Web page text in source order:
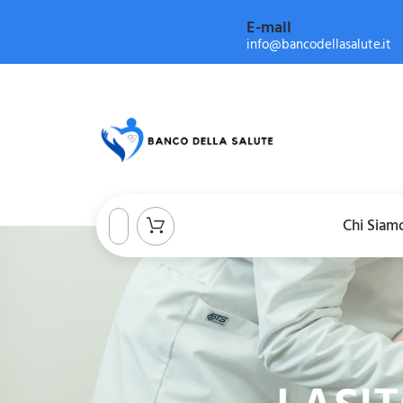
E-mail
info@bancodellasalute.it
Chi